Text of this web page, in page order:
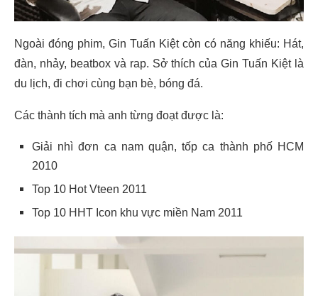
Ngoài đóng phim, Gin Tuấn Kiệt còn có năng khiếu: Hát,
đàn, nhảy, beatbox và rap. Sở thích của Gin Tuấn Kiệt là
du lịch, đi chơi cùng bạn bè, bóng đá.
Các thành tích mà anh từng đoạt được là:
Giải nhì đơn ca nam quận, tốp ca thành phố HCM
2010
Top 10 Hot Vteen 2011
Top 10 HHT Icon khu vực miền Nam 2011